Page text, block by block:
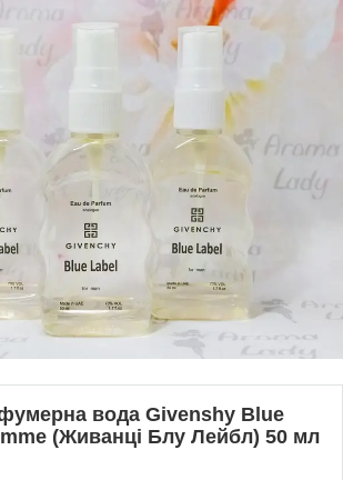
вода Givenshy Blue
(Живанці Блу Лейбл) 50 мл